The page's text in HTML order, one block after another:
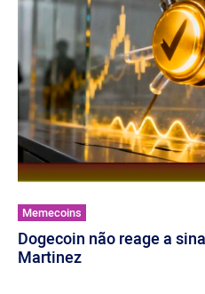
Memecoins
Dogecoin não reage a
Martinez